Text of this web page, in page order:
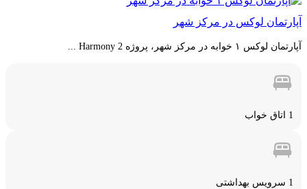
آپارتمان لوکس در مرکز شهر
آپارتمان لوکس ۱ خوابه در مرکز شهر، پروژه Harmony 2 ...
1 اتاق خواب
1 سرویس بهداشتی